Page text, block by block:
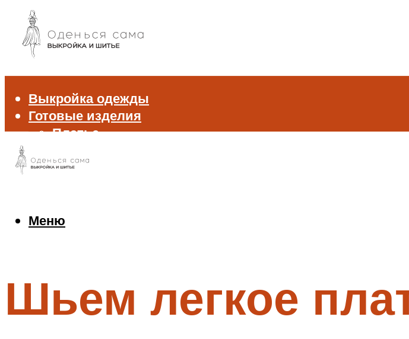
Выкройка одежды
Готовые изделия
Платье
Блуза и рубашка
Джемпер и свитер
Меню
Меню
Шьем легкое